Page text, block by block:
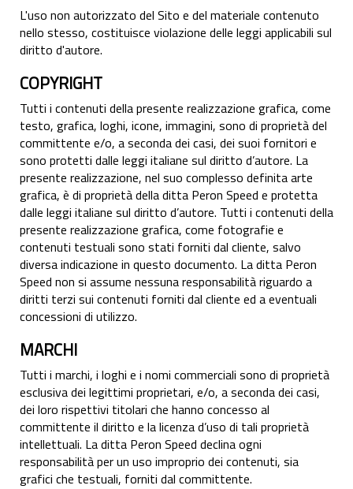
L'uso non autorizzato del Sito e del materiale contenuto
nello stesso, costituisce violazione delle leggi applicabili sul
diritto d'autore.
COPYRIGHT
Tutti i contenuti della presente realizzazione grafica, come
testo, grafica, loghi, icone, immagini, sono di proprietà del
committente e/o, a seconda dei casi, dei suoi fornitori e
sono protetti dalle leggi italiane sul diritto d’autore. La
presente realizzazione, nel suo complesso definita arte
grafica, è di proprietà della ditta Peron Speed e protetta
dalle leggi italiane sul diritto d’autore. Tutti i contenuti della
presente realizzazione grafica, come fotografie e
contenuti testuali sono stati forniti dal cliente, salvo
diversa indicazione in questo documento. La ditta Peron
Speed non si assume nessuna responsabilità riguardo a
diritti terzi sui contenuti forniti dal cliente ed a eventuali
concessioni di utilizzo.
MARCHI
Tutti i marchi, i loghi e i nomi commerciali sono di proprietà
esclusiva dei legittimi proprietari, e/o, a seconda dei casi,
dei loro rispettivi titolari che hanno concesso al
committente il diritto e la licenza d’uso di tali proprietà
intellettuali. La ditta Peron Speed declina ogni
responsabilità per un uso improprio dei contenuti, sia
grafici che testuali, forniti dal committente.